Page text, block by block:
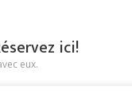
ici!
eux.